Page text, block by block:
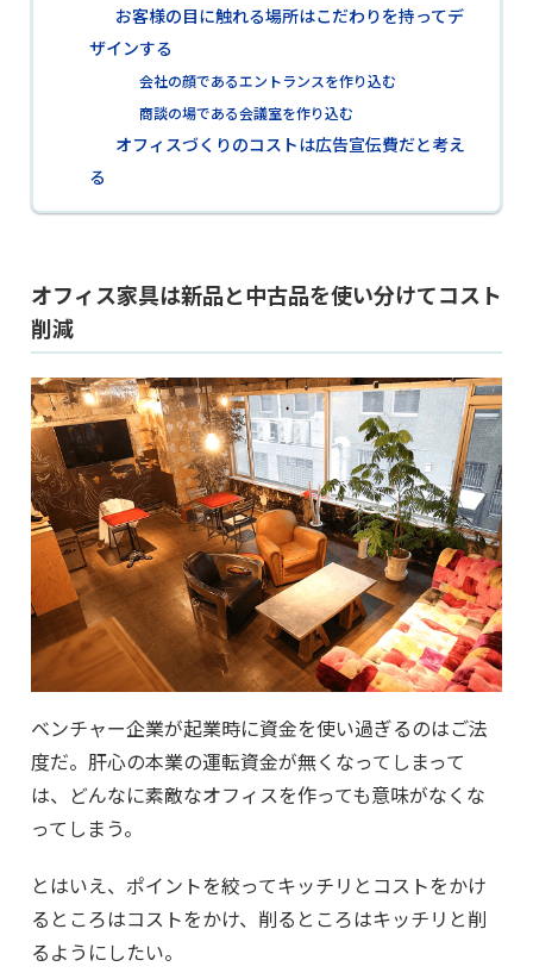
お客様の目に触れる場所はこだわりを持ってデ
ザインする
会社の顔であるエントランスを作り込む
商談の場である会議室を作り込む
オフィスづくりのコストは広告宣伝費だと考え
る
オフィス家具は新品と中古品を使い分けてコスト
削減
ベンチャー企業が起業時に資金を使い過ぎるのはご法
度だ。肝心の本業の運転資金が無くなってしまって
は、どんなに素敵なオフィスを作っても意味がなくな
ってしまう。
とはいえ、ポイントを絞ってキッチリとコストをかけ
るところはコストをかけ、削るところはキッチリと削
るようにしたい。